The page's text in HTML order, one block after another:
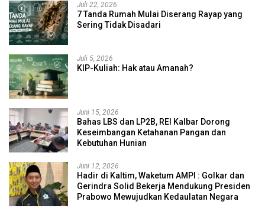
Juli 22, 2026
7 Tanda Rumah Mulai Diserang Rayap yang
Sering Tidak Disadari
Juli 5, 2026
KIP-Kuliah: Hak atau Amanah?
Juni 15, 2026
Bahas LBS dan LP2B, REI Kalbar Dorong
Keseimbangan Ketahanan Pangan dan
Kebutuhan Hunian
Juni 12, 2026
Hadir di Kaltim, Waketum AMPI : Golkar dan
Gerindra Solid Bekerja Mendukung Presiden
Prabowo Mewujudkan Kedaulatan Negara